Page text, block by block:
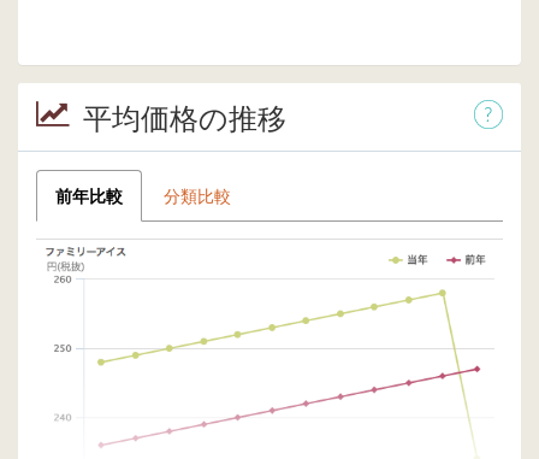
平均価格の推移
前年比較 分類比較